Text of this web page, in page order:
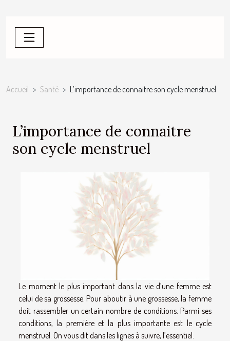
Accueil Santé L’importance de connaitre son cycle menstruel
L’importance de connaitre
son cycle menstruel
Le moment le plus important dans la vie d’une femme est
celui de sa grossesse. Pour aboutir à une grossesse, la femme
doit rassembler un certain nombre de conditions. Parmi ses
conditions, la première et la plus importante est le cycle
menstruel. On vous dit dans les lignes à suivre, l’essentiel.